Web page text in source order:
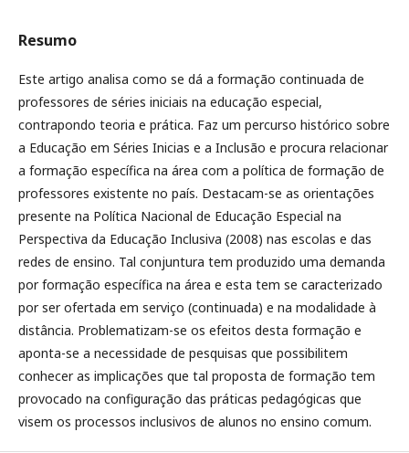
Resumo
Este artigo analisa como se dá a formação continuada de
professores de séries iniciais na educação especial,
contrapondo teoria e prática. Faz um percurso histórico sobre
a Educação em Séries Inicias e a Inclusão e procura relacionar
a formação específica na área com a política de formação de
professores existente no país. Destacam-se as orientações
presente na Política Nacional de Educação Especial na
Perspectiva da Educação Inclusiva (2008) nas escolas e das
redes de ensino. Tal conjuntura tem produzido uma demanda
por formação específica na área e esta tem se caracterizado
por ser ofertada em serviço (continuada) e na modalidade à
distância. Problematizam-se os efeitos desta formação e
aponta-se a necessidade de pesquisas que possibilitem
conhecer as implicações que tal proposta de formação tem
provocado na configuração das práticas pedagógicas que
visem os processos inclusivos de alunos no ensino comum.